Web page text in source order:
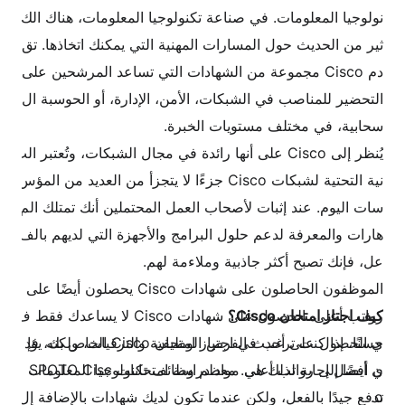
نولوجيا المعلومات. في صناعة تكنولوجيا المعلومات، هناك الك
ثير من الحديث حول المسارات المهنية التي يمكنك اتخاذها. تق
دم Cisco مجموعة من الشهادات التي تساعد المرشحين على
التحضير للمناصب في الشبكات، الأمن، الإدارة، أو الحوسبة ال
سحابية، في مختلف مستويات الخبرة.
يُنظر إلى Cisco على أنها رائدة في مجال الشبكات، وتُعتبر الب
نية التحتية لشبكات Cisco جزءًا لا يتجزأ من العديد من المؤس
سات اليوم. عند إثبات لأصحاب العمل المحتملين أنك تمتلك الم
هارات والمعرفة لدعم حلول البرامج والأجهزة التي لديهم بالف
عل، فإنك تصبح أكثر جاذبية وملاءمة لهم.
الموظفون الحاصلون على شهادات Cisco يحصلون أيضًا على
رواتب أعلى. الحصول على شهادات Cisco لا يساعدك فقط ف
ي الحصول على أحدث الفرص الوظيفية والترقيات، ولكنه يؤد
ي أيضًا إلى رواتب أعلى. معظم وظائف تكنولوجيا المعلومات
تدفع جيدًا بالفعل، ولكن عندما تكون لديك شهادات بالإضافة إل
كيف اجتاز امتحان Cisco؟
حسنًا، إذا كنت ترغب في اجتياز امتحان Cisco الخاص بك، فإ
ن أفضل إجابة لذلك هي مواد دراسة امتحانات SPOTO Cisc
o.